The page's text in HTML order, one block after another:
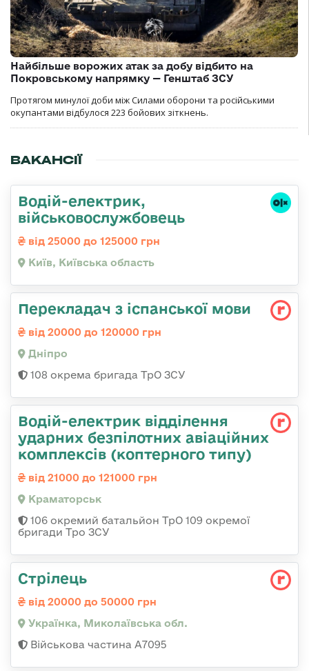
Найбільше ворожих атак за добу відбито на
Покровському напрямку — Генштаб ЗСУ
Протягом минулої доби між Силами оборони та російськими
окупантами відбулося 223 бойових зіткнень.
ВАКАНСІЇ
Водій-електрик,
військовослужбовець
від 25000 до 125000 грн
Київ, Київська область
Перекладач з іспанської мови
від 20000 до 120000 грн
Дніпро
108 окрема бригада ТрО ЗСУ
Водій-електрик відділення
ударних безпілотних авіаційних
комплексів (коптерного типу)
від 21000 до 121000 грн
Краматорськ
106 окремий батальйон ТрО 109 окремої
бригади Тро ЗСУ
Стрілець
від 20000 до 50000 грн
Українка, Миколаївська обл.
Військова частина А7095